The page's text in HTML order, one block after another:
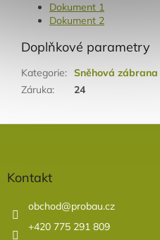
Dokument 1
Dokument 2
Doplňkové parametry
Kategorie: Sněhová
Záruka: 24
Kontakt
obchod@probau.cz
+420 775 291 809